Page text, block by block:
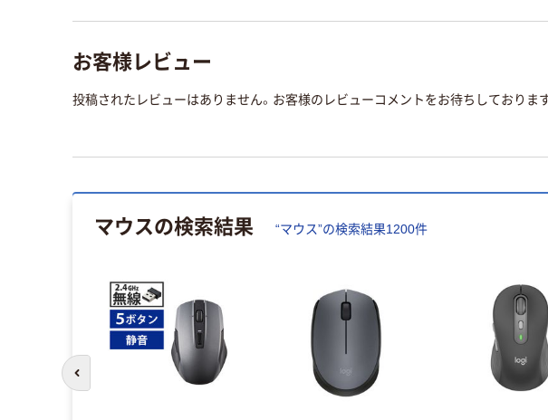
お客様レビュー
投稿されたレビューはありません。お客様のレビューコメントをお待ちしております
マウスの検索結果 “マウス”の検索結果1200件